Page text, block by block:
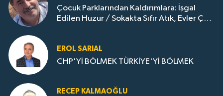
Çocuk Parklarından Kaldırımlara: İşgal
Edilen Huzur / Sokakta Sıfır Atık, Evler Çöp
EROL SARIAL
CHP'Yİ BÖLMEK TÜRKİYE'Yİ BÖLMEK
RECEP KALMAOĞLU